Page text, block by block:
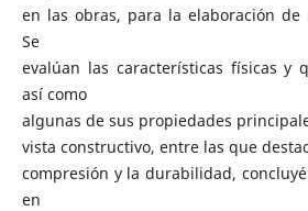
en las obras, para la elaboración de
Se
evalúan las características físicas y
así como
algunas de sus propiedades
vista constructivo, entre las que
compresión y la durabilidad,
en